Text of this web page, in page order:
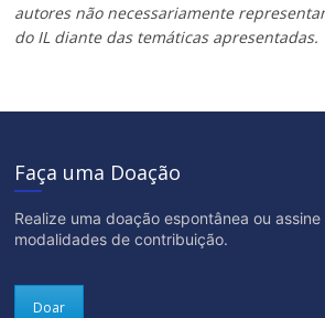
autores não necessariamente
do IL diante das temáticas apresentadas.
Faça uma Doação
Realize uma doação espontânea ou
modalidades de contribuição.
Doar